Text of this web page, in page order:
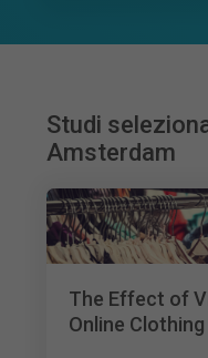
Studi
Amsterdam
The Effect of
Online